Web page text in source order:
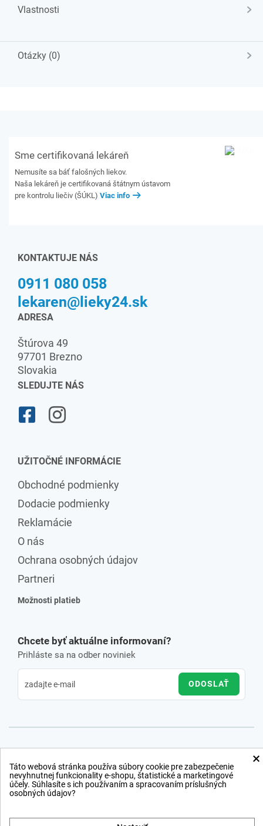
Vlastnosti
Otázky (0)
Sme certifikovaná lekáreň
Nemusíte sa báť falošných liekov.
Naša lekáreň je certifikovaná štátnym ústavom
pre kontrolu liečiv (ŠÚKL) Viac info
KONTAKTUJE NÁS
0911 080 058
lekaren@lieky24.sk
ADRESA
Štúrova 49
97701 Brezno
Slovakia
SLEDUJTE NÁS
UŽITOČNÉ INFORMÁCIE
Obchodné podmienky
Dodacie podmienky
Reklamácie
O nás
Ochrana osobných údajov
Partneri
Možnosti platieb
Chcete byť aktuálne informovaní?
Prihláste sa na odber noviniek
ODOSLAŤ
×
Táto webová stránka používa súbory cookie pre zabezpečenie
nevyhnutnej funkcionality e-shopu, štatistické a marketingové
účely. Súhlasíte s ich používaním a spracovaním príslušných
osobných údajov?